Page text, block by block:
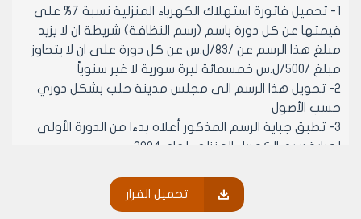
1- تحميل فاتورة استهلاك الكهرباء المنزلية نسبة 7% على
قيمتها عن كل دورة باسم (رسم النظافة) شريطة ان لا يزيد
مبلغ هذا الرسم عن /83/ل.س عن كل دورة على ان لا يتجاوز
مبلغ /500/ل.س خمسمائة ليرة سورية لا غير سنوياً
2- تحويل هذا الرسم الى مجلس مدينة حلب بشكل دوري
حسب الأصول
3- تطبق جباية الرسم المذكور أعلاه بدءا من الدورة الأولى
لجباية رسم الكهرباء المنزلي لعام 2004
الاستفادة من عائدات جباية الرسم المنوه عنه أعلاه وفق
تحميل القرار